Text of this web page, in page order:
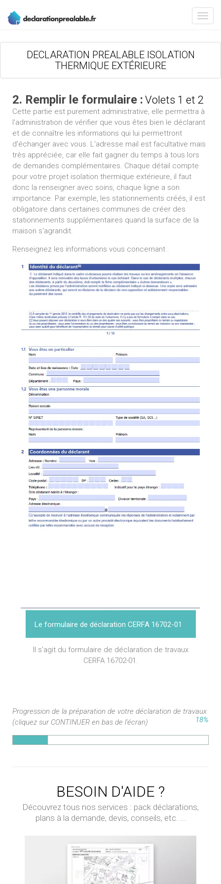
DECLARATION PREALABLE ISOLATION
THERMIQUE EXTÉRIEURE
2. Remplir le formulaire : Volets 1 et 2
Cette partie est purement administrative, elle permettra à
l'administration de vérifier que vous êtes bien le déclarant
et de connaître les informations qui lui permettront
d’échanger avec vous. L'adresse mail est facultative mais
très appréciée, car elle fait gagner du temps à tous lors
de demandes complémentaires. Chaque détail compte
pour votre projet isolation thermique extérieure, il faut
donc la renseigner avec soins, chaque ligne a son
importance. Par exemple, les stationnements créés, il est
obligatoire dans certaines communes de créer des
stationnements supplémentaires quand la surface de la
maison s'agrandit.
Renseignez les informations vous concernant :
Le formulaire de déclaration CERFA 16702-01
Il s'agit du formulaire de déclaration de travaux
CERFA 16702-01.
Progression de la préparation de votre déclaration de travaux
(cliquez sur CONTINUER en bas de l'écran)
18%
BESOIN D'AIDE ?
Découvrez tous nos services : pack déclarations,
plans à la demande, devis, conseils, etc. ...